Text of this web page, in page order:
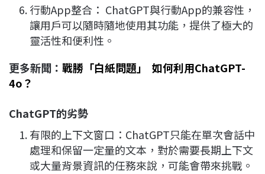
行動App整合： ChatGPT與行動App的兼容性，
讓用戶可以隨時隨地使用其功能，提供了極大的
靈活性和便利性。
更多新聞： 戰勝「白紙問題」 如何利用ChatGPT-
4o？
ChatGPT的劣勢
有限的上下文窗口：ChatGPT只能在單次會話中
處理和保留一定量的文本，對於需要長期上下文
或大量背景資訊的任務來說，可能會帶來挑戰。